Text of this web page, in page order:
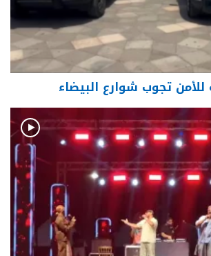
للأمن تجوب شوارع البيضاء